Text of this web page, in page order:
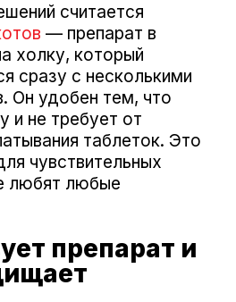
считается
— препарат в
холку, который
сразу с несколькими
Он удобен тем, что
и не требует от
таблеток. Это
чувствительных
любят любые
препарат и